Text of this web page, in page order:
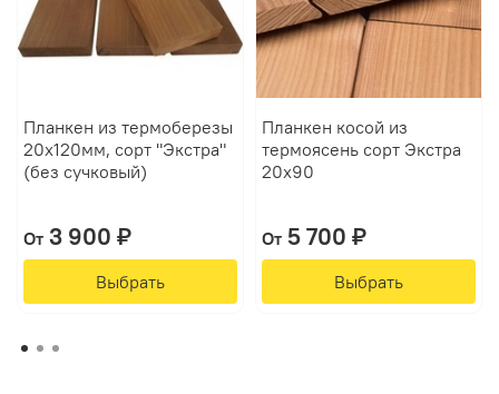
Планкен из термоберезы
20х120мм, сорт "Экстра"
(без сучковый)
От3 900 ₽
Выбрать
Планкен косой из
термоясень сорт Экстра
20х90
От5 700 ₽
Выбрать